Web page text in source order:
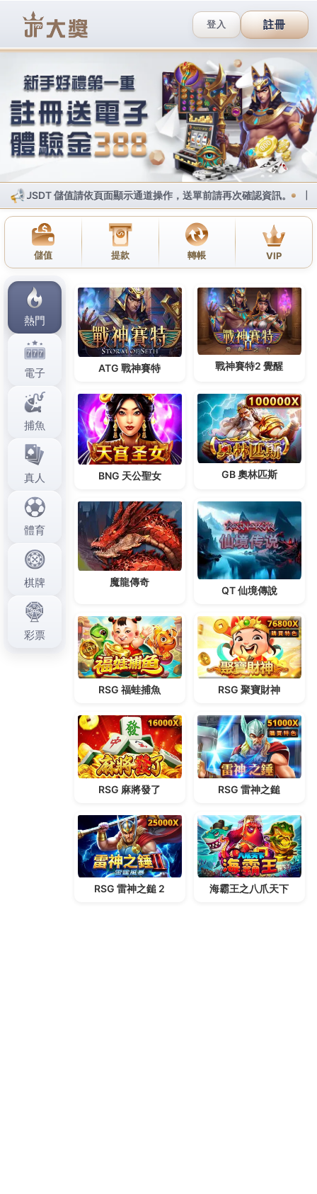
撥打服務專線 網站地圖
JP大獎娛樂城
下載註冊送體驗金
台灣專屬優惠
大獎網頁直接玩
賺大獎攻略